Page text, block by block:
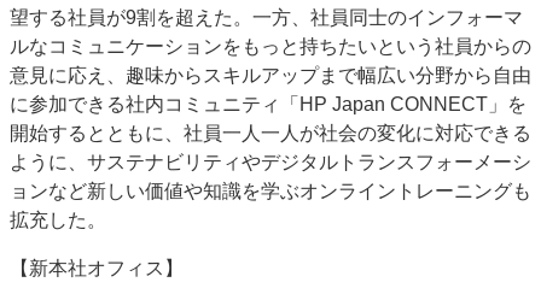
案内
発刊案内
JFPI印刷用語集 印刷機材年鑑
運営
会社案内
購読・購入申し込み
サイトポリシー
お問い合わせ
望する社員が9割を超えた。一方、社員同士のインフォーマ
ルなコミュニケーションをもっと持ちたいという社員からの
意見に応え、趣味からスキルアップまで幅広い分野から自由
に参加できる社内コミュニティ「HP Japan CONNECT」を
開始するとともに、社員一人一人が社会の変化に対応できる
ように、サステナビリティやデジタルトランスフォーメーシ
ョンなど新しい価値や知識を学ぶオンライントレーニングも
拡充した。
【新本社オフィス】